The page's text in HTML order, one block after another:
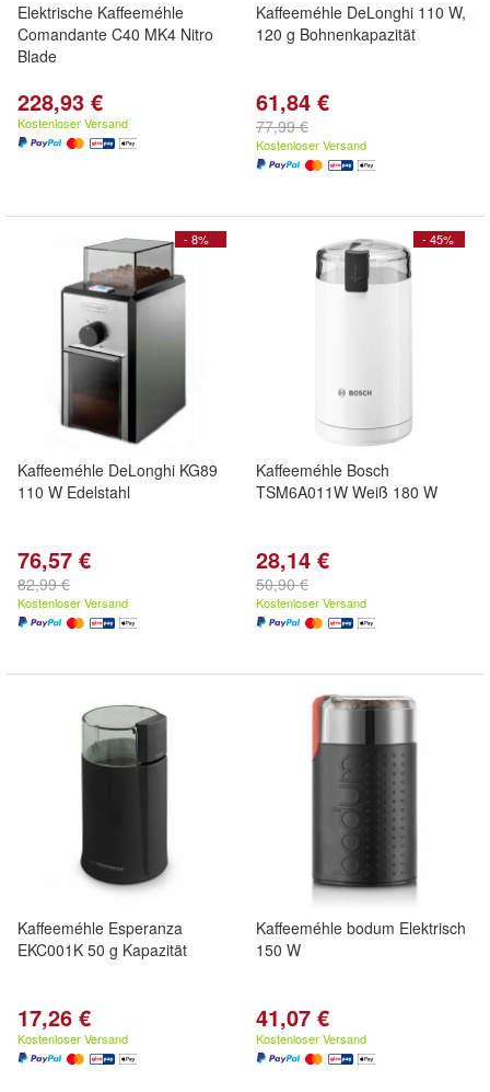
Elektrische Kaffeeméhle
Comandante C40 MK4 Nitro
Blade
228,93 €
Kostenloser Versand
Kaffeeméhle DeLonghi 110 W,
120 g Bohnenkapazität
61,84 €
77,99 €
Kostenloser Versand
- 8%
Kaffeeméhle DeLonghi KG89
110 W Edelstahl
76,57 €
82,99 €
Kostenloser Versand
- 45%
Kaffeeméhle Bosch
TSM6A011W Weiß 180 W
28,14 €
50,90 €
Kostenloser Versand
Kaffeeméhle Esperanza
EKC001K 50 g Kapazität
17,26 €
Kostenloser Versand
Kaffeeméhle bodum Elektrisch
150 W
41,07 €
Kostenloser Versand